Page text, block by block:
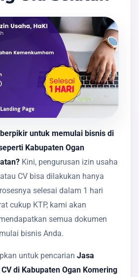
untuk memulai bisnis di
Kabupaten Ogan
Kini, pengurusan izin usaha
CV bisa dilakukan hanya
selesai dalam 1 hari
cukup KTP, kami akan
semua dokumen
bisnis Anda.
untuk pencarian Jasa
di Kabupaten Ogan Komering